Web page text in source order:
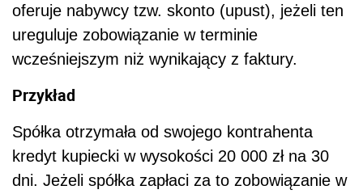
oferuje nabywcy tzw. skonto (upust), jeżeli ten
ureguluje zobowiązanie w terminie
wcześniejszym niż wynikający z faktury.
Przykład
Spółka otrzymała od swojego kontrahenta
kredyt kupiecki w wysokości 20 000 zł na 30
dni. Jeżeli spółka zapłaci za to zobowiązanie w